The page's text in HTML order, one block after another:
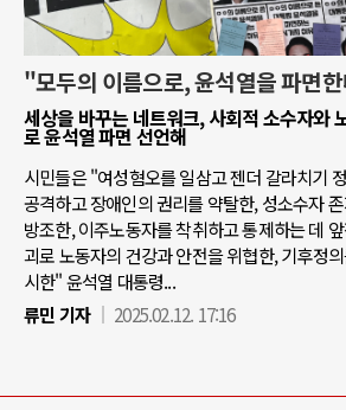
"모두의 이름으로, 윤석열을 파면
세상을 바꾸는 네트워크, 사회적 소수자와
로 윤석열 파면 선언해
시민들은 "여성혐오를 일삼고 젠더 갈라치기
공격하고 장애인의 권리를 약탈한, 성소수자
방조한, 이주노동자를 착취하고 통제하는 데
괴로 노동자의 건강과 안전을 위협한, 기후정
시한" 윤석열 대통령...
류민 기자
2025.02.12. 17:16